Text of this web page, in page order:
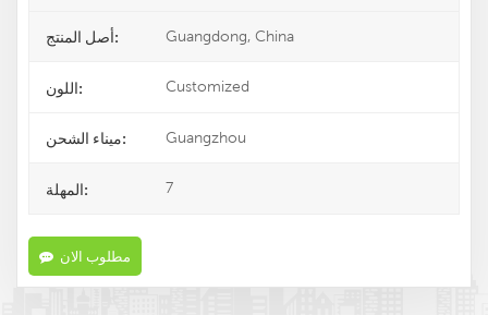
أصل المنتج: Guangdong, China
اللون: Customized
ميناء الشحن: Guangzhou
المهلة: 7
مطلوب الان